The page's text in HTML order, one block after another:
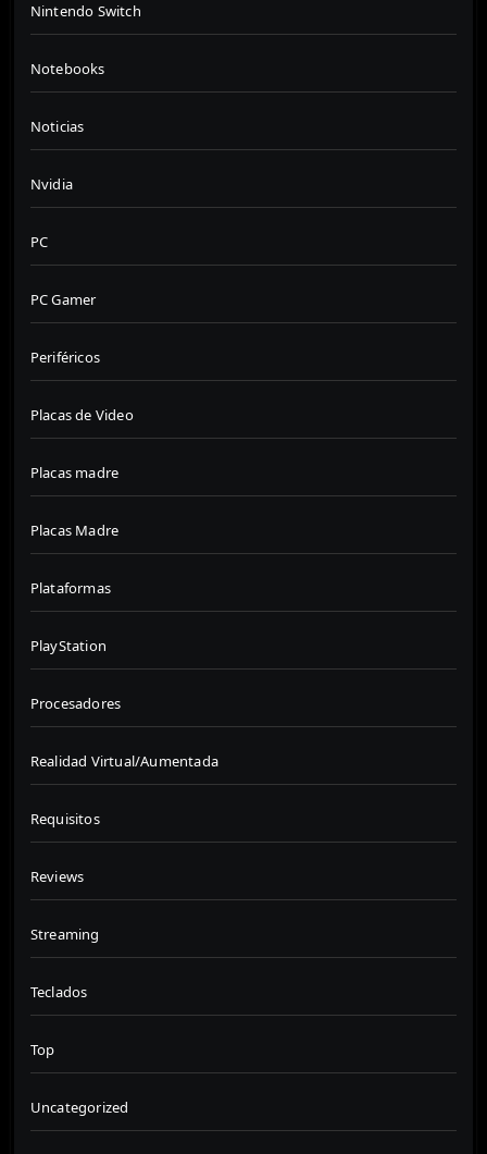
Nintendo Switch
Notebooks
Noticias
Nvidia
PC
PC Gamer
Periféricos
Placas de Video
Placas madre
Placas Madre
Plataformas
PlayStation
Procesadores
Realidad Virtual/Aumentada
Requisitos
Reviews
Streaming
Teclados
Top
Uncategorized